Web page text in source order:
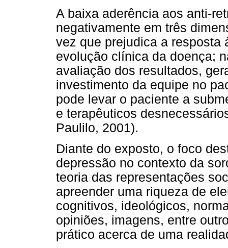
A baixa aderência aos anti-
negativamente em três
vez que prejudica a resposta
evolução clínica da doença;
avaliação dos resultados,
investimento da equipe no
pode levar o paciente a
e terapêuticos
Paulilo, 2001).
Diante do exposto, o foco
depressão no contexto da
teoria das representações
apreender uma riqueza de
cognitivos, ideológicos,
opiniões, imagens, entre
prático acerca de uma